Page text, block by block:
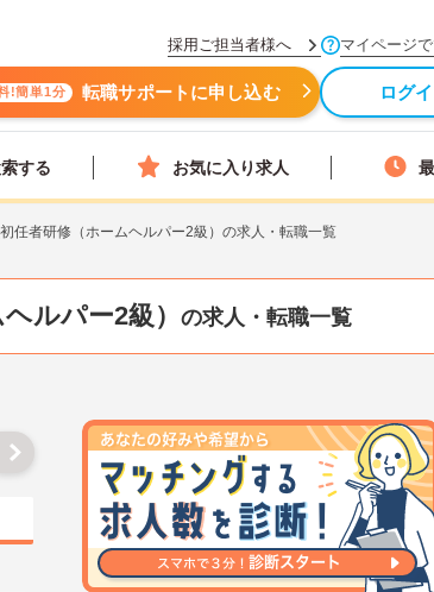
採用ご担当者様へ マイページ
!簡単1分 転職サポートに申し込む ログ
する お気に入り求人
任者研修（ホームヘルパー2級）の求人・転職一覧
ルパー2級） の求人・転職一覧